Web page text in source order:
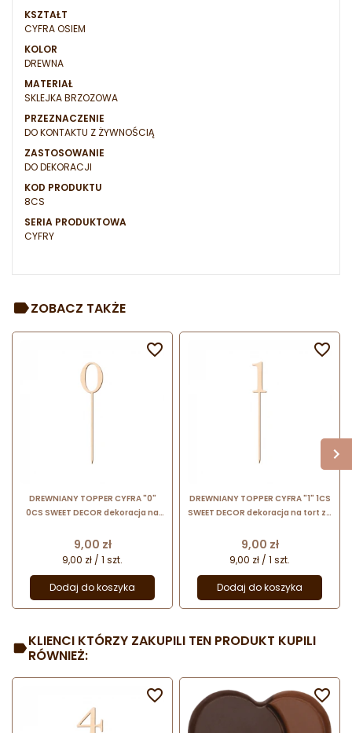
KSZTAŁT
CYFRA OSIEM
KOLOR
DREWNA
MATERIAŁ
SKLEJKA BRZOZOWA
PRZEZNACZENIE
DO KONTAKTU Z ŻYWNOŚCIĄ
ZASTOSOWANIE
DO DEKORACJI
KOD PRODUKTU
8CS
SERIA PRODUKTOWA
CYFRY
ZOBACZ TAKŻE
DREWNIANY TOPPER CYFRA "0"
0CS SWEET DECOR dekoracja na
Cena
9,00 zł
9,00 zł / 1 szt.
Dodaj do koszyka

DREWNIANY TOPPER CYFRA "1" 1CS
SWEET DECOR dekoracja na tort ze
Cena
9,00 zł
9,00 zł / 1 szt.
Dodaj do koszyka

KLIENCI KTÓRZY ZAKUPILI TEN PRODUKT KUPILI
RÓWNIEŻ:
 